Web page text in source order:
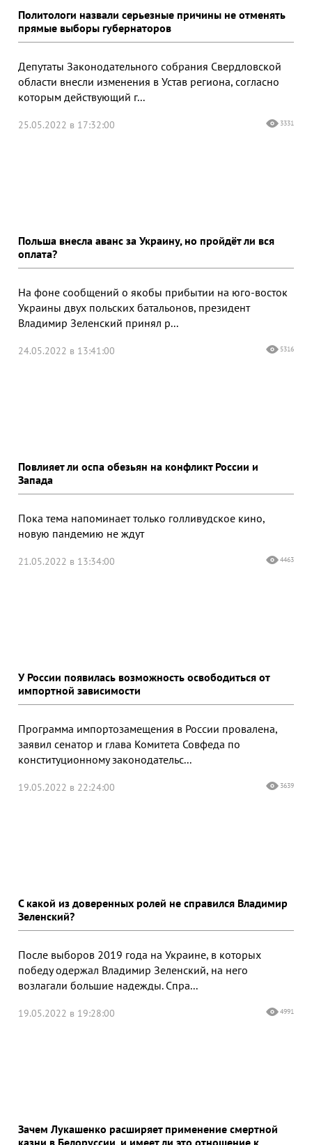
Политологи назвали серьезные причины не отменять
прямые выборы губернаторов
Депутаты Законодательного собрания Свердловской
области внесли изменения в Устав региона, согласно
которым действующий г...
25.05.2022 в 17:32:00 3331
Польша внесла аванс за Украину, но пройдёт ли вся
оплата?
На фоне сообщений о якобы прибытии на юго-восток
Украины двух польских батальонов, президент
Владимир Зеленский принял р...
24.05.2022 в 13:41:00 5316
Повлияет ли оспа обезьян на конфликт России и
Запада
Пока тема напоминает только голливудское кино,
новую пандемию не ждут
21.05.2022 в 13:34:00 4463
У России появилась возможность освободиться от
импортной зависимости
Программа импортозамещения в России провалена,
заявил сенатор и глава Комитета Совфеда по
конституционному законодательс...
19.05.2022 в 22:24:00 3639
С какой из доверенных ролей не справился Владимир
Зеленский?
После выборов 2019 года на Украине, в которых
победу одержал Владимир Зеленский, на него
возлагали большие надежды. Спра...
19.05.2022 в 19:28:00 4991
Зачем Лукашенко расширяет применение смертной
казни в Белоруссии, и имеет ли это отношение к